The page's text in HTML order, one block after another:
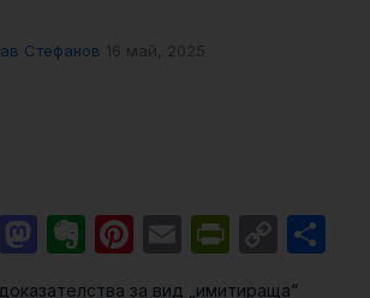
Стефанов 16 май, 2025
Twitter
Mastodon
Evernote
Pinterest
Email
Link
за вид „имитираща“